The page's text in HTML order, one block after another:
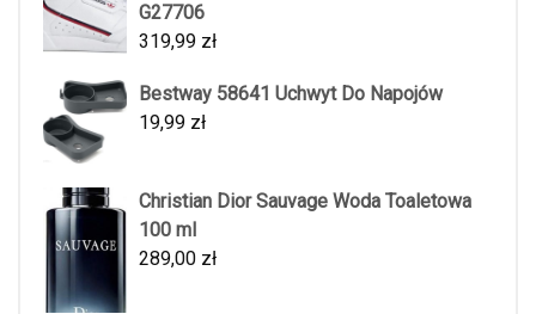
G27706
319,99 zł
Bestway 58641 Uchwyt Do Napojów
19,99 zł
Christian Dior Sauvage Woda Toaletowa
100 ml
289,00 zł